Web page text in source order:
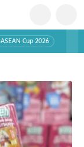
Cup 2026